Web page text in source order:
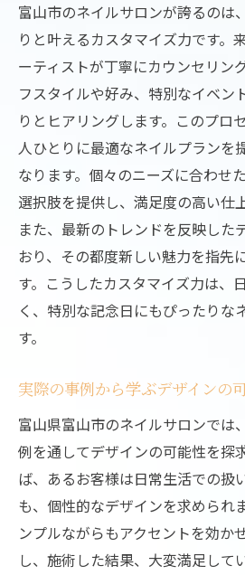
富山市のネイルサロンが誇るのは
りと叶えるカスタマイズ力です。
ーティストが丁寧にカウンセリン
フスタイルや好み、特別なイベン
りとヒアリングします。このプロ
人ひとりに最適なネイルプランを
なります。個々のニーズに合わせ
選択肢を提供し、満足度の高い仕
また、最新のトレンドを反映した
おり、その都度新しい魅力を指先
す。こうしたカスタマイズ力は、
く、特別な記念日にもぴったりな
す。
実際の事例から学ぶデザインの
富山県富山市のネイルサロンでは
例を通してデザインの可能性を探
ば、あるお客様は日常生活での扱
も、個性的なデザインを求められ
ンプルながらもアクセントを効か
し、施術した結果、大変満足して